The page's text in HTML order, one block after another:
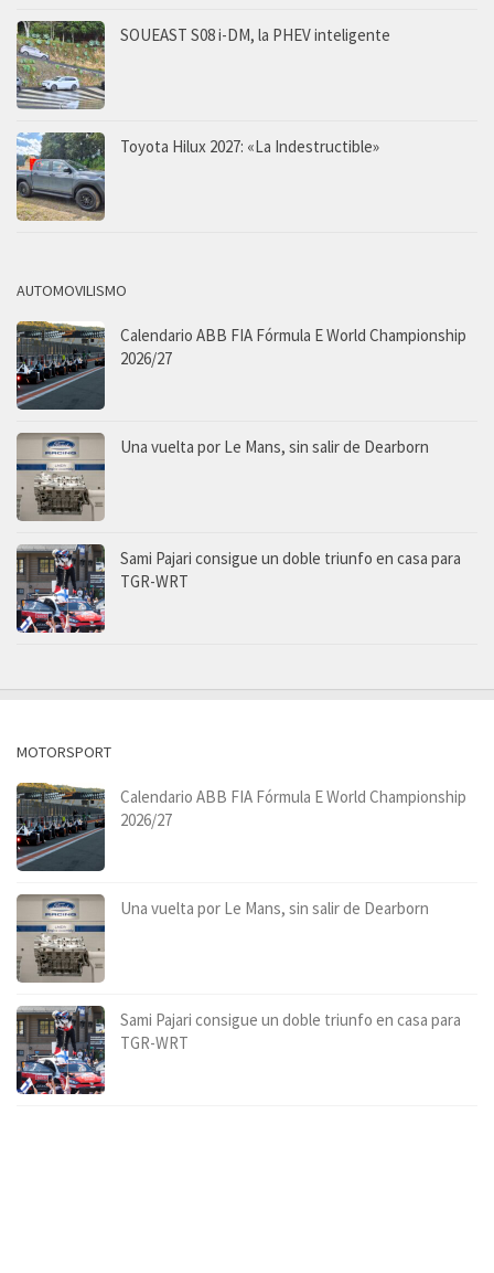
SOUEAST S08 i-DM, la PHEV inteligente
Toyota Hilux 2027: «La Indestructible»
AUTOMOVILISMO
Calendario ABB FIA Fórmula E World Championship
2026/27
Una vuelta por Le Mans, sin salir de Dearborn
Sami Pajari consigue un doble triunfo en casa para
TGR-WRT
MOTORSPORT
Calendario ABB FIA Fórmula E World Championship
2026/27
Una vuelta por Le Mans, sin salir de Dearborn
Sami Pajari consigue un doble triunfo en casa para
TGR-WRT